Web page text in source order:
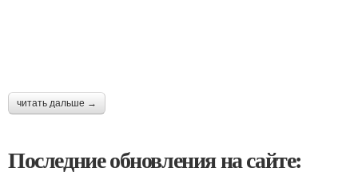
читать дальше →
Последние обновления на сайте: